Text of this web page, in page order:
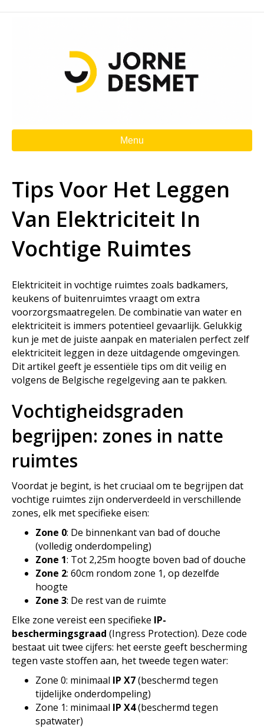
Menu
Tips Voor Het Leggen
Van Elektriciteit In
Vochtige Ruimtes
Elektriciteit in vochtige ruimtes zoals badkamers,
keukens of buitenruimtes vraagt om extra
voorzorgsmaatregelen. De combinatie van water en
elektriciteit is immers potentieel gevaarlijk. Gelukkig
kun je met de juiste aanpak en materialen perfect zelf
elektriciteit leggen in deze uitdagende omgevingen.
Dit artikel geeft je essentiële tips om dit veilig en
volgens de Belgische regelgeving aan te pakken.
Vochtigheidsgraden
begrijpen: zones in natte
ruimtes
Voordat je begint, is het cruciaal om te begrijpen dat
vochtige ruimtes zijn onderverdeeld in verschillende
zones, elk met specifieke eisen:
Zone 0: De binnenkant van bad of douche
(volledig onderdompeling)
Zone 1: Tot 2,25m hoogte boven bad of douche
Zone 2: 60cm rondom zone 1, op dezelfde
hoogte
Zone 3: De rest van de ruimte
Elke zone vereist een specifieke IP-
beschermingsgraad (Ingress Protection). Deze code
bestaat uit twee cijfers: het eerste geeft bescherming
tegen vaste stoffen aan, het tweede tegen water:
Zone 0: minimaal IP X7(beschermd tegen
tijdelijke onderdompeling)
Zone 1: minimaal IP X4(beschermd tegen
spatwater)